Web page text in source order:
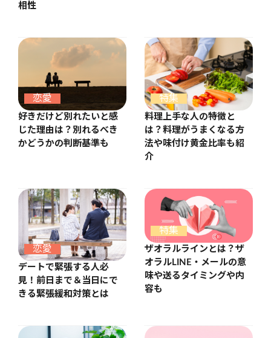
相性
恋愛
好きだけど別れたいと感
じた理由は？別れるべき
かどうかの判断基準も
特集
料理上手な人の特徴と
は？料理がうまくなる方
法や味付け黄金比率も紹
介
恋愛
デートで緊張する人必
見！前日まで＆当日にで
きる緊張緩和対策とは
特集
ザオラルラインとは？ザ
オラルLINE・メールの意
味や送るタイミングや内
容も